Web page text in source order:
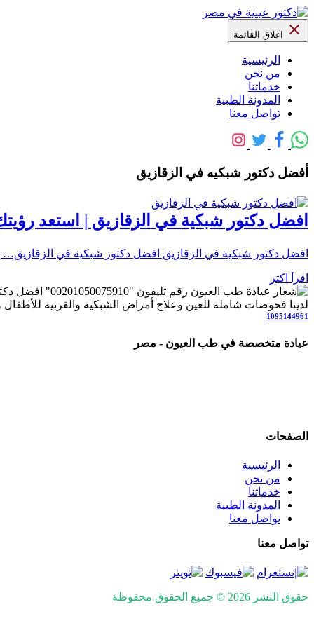
اغلاق القائمة
الرئيسية
من نحن
خدماتنا
المدونة الطبية
تواصل معنا
أفضل دكتور شبكيه في الزقازيق
افضل دكتور شبكية في الزقازيق | استعد
افضل دكتور شبكية في الزقازيق افضل دكتور شبكية في الزقازيق… بين
اقرأ اكثر
رقم تليفون
لدينا فحوصات شاملة للعين وعلاج أمراض الشبكية والقرنية للأطفال
1095144961
عيادة متخصصة في طب العيون - مصر
الصفحات
الرئيسية
من نحن
خدماتنا
المدونة الطبية
تواصل معنا
تواصل معنا
حقوق النشر 2026 © جميع الحقوق محفوظة